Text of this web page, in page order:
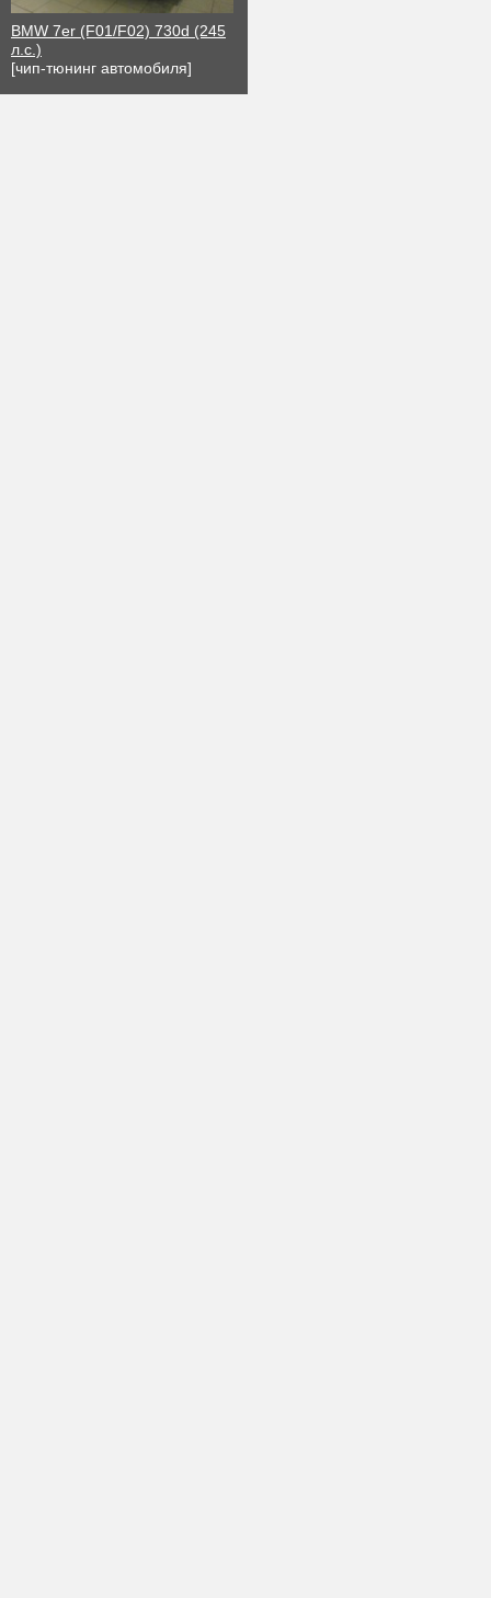
BMW 7er (F01/F02) 730d (245
л.с.)
[чип-тюнинг автомобиля]